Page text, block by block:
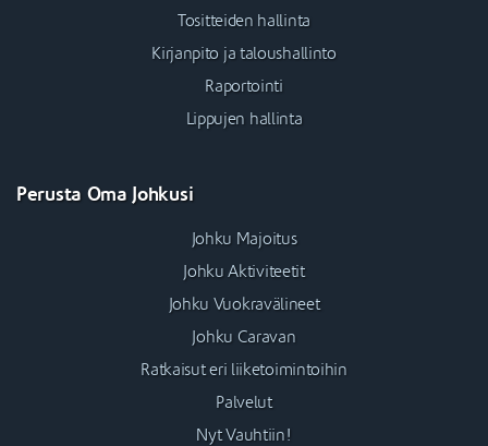
Tositteiden hallinta
Kirjanpito ja taloushallinto
Raportointi
Lippujen hallinta
Perusta Oma Johkusi
Johku Majoitus
Johku Aktiviteetit
Johku Vuokravälineet
Johku Caravan
Ratkaisut eri liiketoimintoihin
Palvelut
Nyt Vauhtiin!